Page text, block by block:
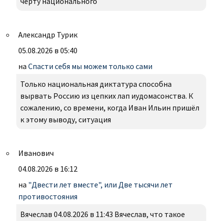
Александр Турик
05.08.2026 в 05:40
на Спасти себя мы можем только сами
Только национальная диктатура способна
вырвать Россию из цепких лап иудомасонства. К
сожалению, со времени, когда Иван Ильин пришёл
к этому выводу, ситуация
Иванович
04.08.2026 в 16:12
на "Двести лет вместе", или Две тысячи лет
противостояния
Вячеслав 04.08.2026 в 11:43 Вячеслав, что такое